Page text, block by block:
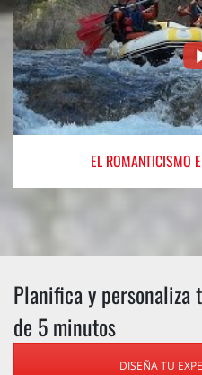
EL ROMANTICISMO
Planifica y personaliza
de 5 minutos
DISEÑA TU